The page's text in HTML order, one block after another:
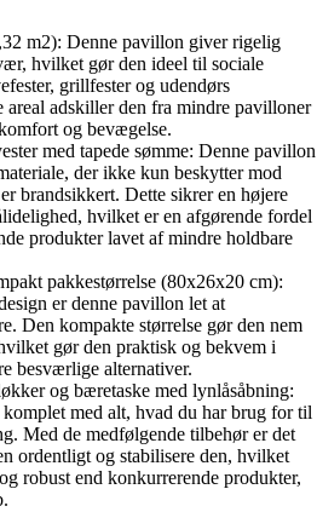
m2): Denne pavillon giver rigelig
hvilket gør den ideel til sociale
grillfester og udendørs
areal adskiller den fra mindre pavilloner
og bevægelse.
med tapede sømme: Denne pavillon
der ikke kun beskytter mod
brandsikkert. Dette sikrer en højere
hvilket er en afgørende fordel
produkter lavet af mindre holdbare
pakkestørrelse (80x26x20 cm):
er denne pavillon let at
Den kompakte størrelse gør den nem
gør den praktisk og bekvem i
besværlige alternativer.
og bæretaske med lynlåsåbning:
med alt, hvad du har brug for til
Med de medfølgende tilbehør er det
ordentligt og stabilisere den, hvilket
robust end konkurrerende produkter,